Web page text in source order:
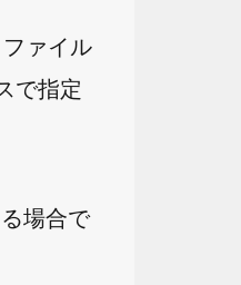
ァイル
で指定
場合で